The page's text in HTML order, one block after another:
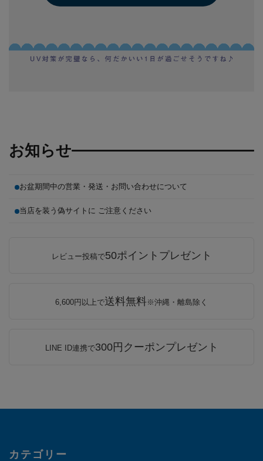
お知らせ
お盆期間中の営業・発送・お問い合わせについて
当店を装う偽サイトに ご注意ください
レビュー投稿で50ポイントプレゼント
6,600円以上で送料無料※沖縄・離島除く
LINE ID連携で300円クーポンプレゼント
カテゴリー